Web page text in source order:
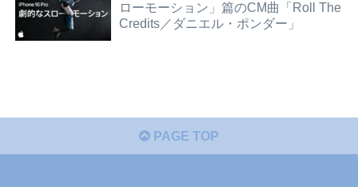
ローモーション」篇のCM曲「Roll The
Credits／ダニエル・ポンダー」
PAGE TOP